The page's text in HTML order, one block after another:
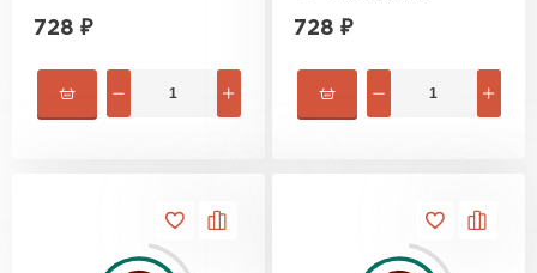
728 ₽ 728 ₽